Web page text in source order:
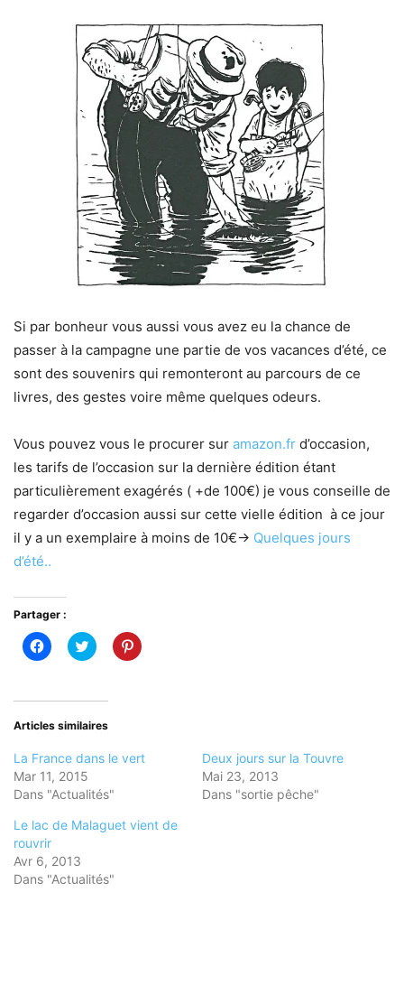
Si par bonheur vous aussi vous avez eu la chance de
passer à la campagne une partie de vos vacances d’été, ce
sont des souvenirs qui remonteront au parcours de ce
livres, des gestes voire même quelques odeurs.
Vous pouvez vous le procurer sur amazon.fr d’occasion,
les tarifs de l’occasion sur la dernière édition étant
particulièrement exagérés ( +de 100€) je vous conseille de
regarder d’occasion aussi sur cette vielle édition à ce jour
il y a un exemplaire à moins de 10€-> Quelques jours
d’été..
Partager :
Cliquez
pour
dans
nouvelle
Cliquez
pour
dans
nouvelle
Cliquez
pour
Articles similaires
La France dans le vert
Mar 11, 2015
Dans "Actualités"
Deux jours sur la Touvre
Mai 23, 2013
Dans "sortie pêche"
Le lac de Malaguet vient de
rouvrir
Avr 6, 2013
Dans "Actualités"